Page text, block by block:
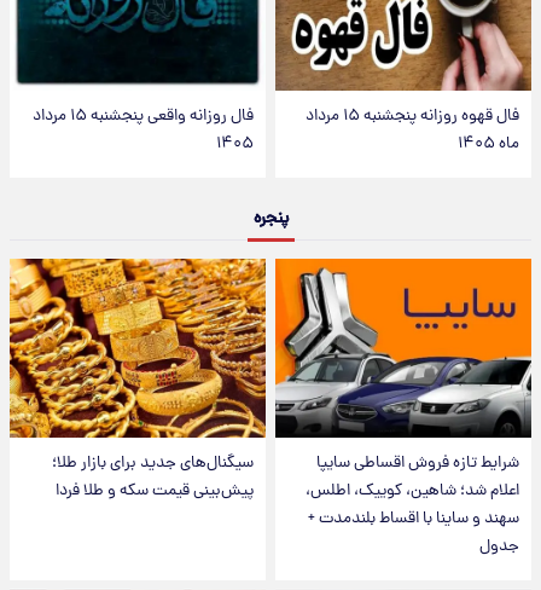
فال قهوه روزانه پنجشنبه ۱۵ مرداد
ماه ۱۴۰۵
فال روزانه واقعی پنجشنبه ۱۵ مرداد
۱۴۰۵
پنجره
شرایط تازه فروش اقساطی سایپا
اعلام شد؛ شاهین، کوییک، اطلس،
سهند و ساینا با اقساط بلندمدت +
جدول
سیگنال‌های جدید برای بازار طلا؛
پیش‌بینی قیمت سکه و طلا فردا